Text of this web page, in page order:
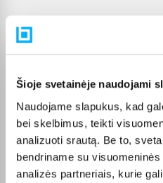
Šioje svetainėje naudojami
Naudojame slapukus, kad
bei skelbimus, teikti
analizuoti srautą. Be to,
bendriname su
analizės partneriais, kurie
Pirkėjų
Patvirtintas pirkėjas
Gera kaina, puiki kokybe, tik
Laima M.
Patvirtintas pirkėjas